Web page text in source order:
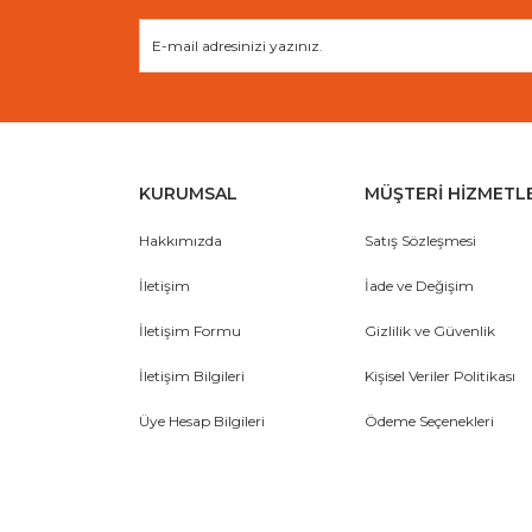
KURUMSAL
Hakkımızda
İletişim
İletişim Formu
İletişim Bilgileri
Üye Hesap Bilgileri
MÜŞTERİ
Satış Sözleşmesi
İade ve Değişim
Gizlilik ve Güvenlik
Kişisel Veriler Politikası
Ödeme Seçenekleri